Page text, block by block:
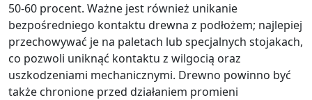
50-60 procent. Ważne jest również unikanie
bezpośredniego kontaktu drewna z podłożem; najlepiej
przechowywać je na paletach lub specjalnych stojakach,
co pozwoli uniknąć kontaktu z wilgocią oraz
uszkodzeniami mechanicznymi. Drewno powinno być
także chronione przed działaniem promieni